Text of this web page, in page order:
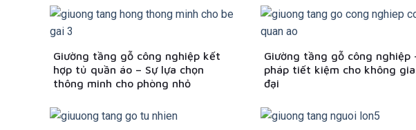
Giường tầng gỗ công nghiệp kết
hợp tủ quần áo – Sự lựa chọn
thông minh cho phòng nhỏ
Giường tầng gỗ công nghiệp
pháp tiết kiệm cho không
đại